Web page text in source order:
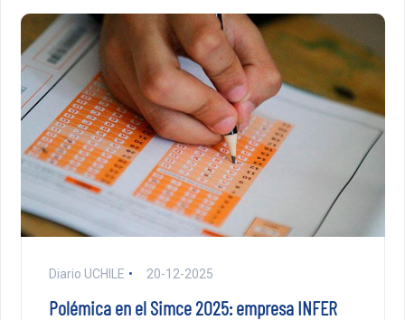
Diario UCHILE 20-12-2025
Polémica en el Simce 2025: empresa INFER